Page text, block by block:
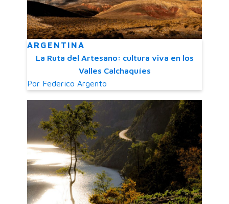
ARGENTINA
La Ruta del Artesano: cultura viva en los
Valles Calchaquíes
Por Federico Argento